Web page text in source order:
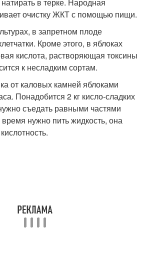
в терке. Народная
очистку ЖКТ с помощью пищи.
в запретном плоде
Кроме этого, в яблоках
кислота, растворяющая токсины
к несладким сортам.
от каловых камней яблоками
Понадобится 2 кг кисло-сладких
съедать равными частями
нужно пить жидкость, она